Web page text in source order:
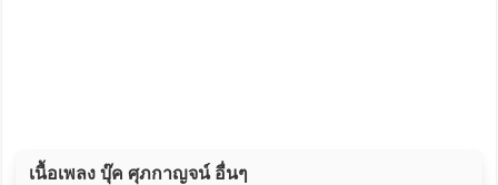
เนื้อเพลง บุ๊ค ศุภกาญจน์ อื่นๆ